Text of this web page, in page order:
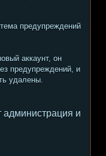
предупреждений
аккаунт, он
предупреждений, и
удалены.
и